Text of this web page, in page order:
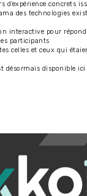
d’expérience concrets
des technologies
interactive pour
participants
celles et ceux qui
désormais disponible ici